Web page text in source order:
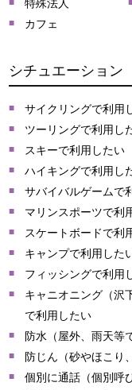
特殊法人
カフェ
シチュエーション
サイクリングで利用
ツーリングで利用し
スキーで利用したい
ハイキングで利用し
サバイバルゲームで
マリンスポーツで利
スケートボードで利
キャンプで利用した
フィッシングで利用
キャニオニング（沢
で利用したい
防水（屋外、雨天等
防じん（砂やほこり
個別に通話（個別呼